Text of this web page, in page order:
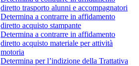
diretto trasporto alunni e accompagnatori
Determina a contrarre in affidamento
diretto acquisto stampante
Determina a contrarre in affidamento
diretto acquisto materiale per attività
motoria
Determina per l’indizione della Trattativa